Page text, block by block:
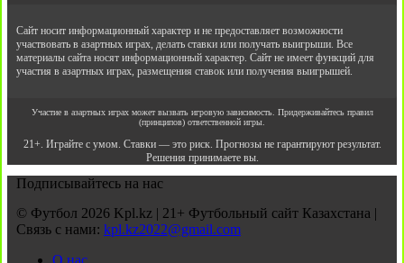
Сайт носит информационный характер и не предоставляет возможности
участвовать в азартных играх, делать ставки или получать выигрыши. Все
материалы сайта носят информационный характер. Сайт не имеет функций для
участия в азартных играх, размещения ставок или получения выигрышей.
Участие в азартных играх может вызвать игровую зависимость. Придерживайтесь правил
(принципов) ответственной игры.
21+. Играйте с умом. Ставки — это риск. Прогнозы не гарантируют результат.
Решения принимаете вы.
Подписывайтесь на нас
© Футбол 2026 Kpl.kz | 21+ Футбольный сайт Казахстана |
Связь с нами: kpl.kz2022@gmail.com
О нас